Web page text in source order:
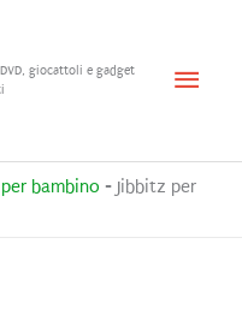
giocattoli e gadget
Menu
bambino - Jibbitz per